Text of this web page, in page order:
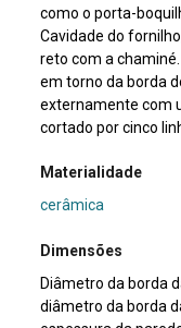
como o porta-
Cavidade do
reto com a
em torno da borda
externamente com
cortado por cinco
Materialidade
cerâmica
Dimensões
Diâmetro da borda
diâmetro da borda